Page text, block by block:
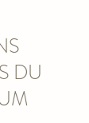
DU